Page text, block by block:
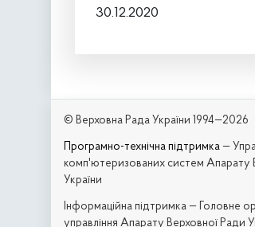
30.12.2020
© Верховна Рада України 1994—2026
Програмно-технічна підтримка —
комп'ютеризованих систем Апарату
України
Iнформаційна підтримка — Головне
управління Апарату Верховної Ради